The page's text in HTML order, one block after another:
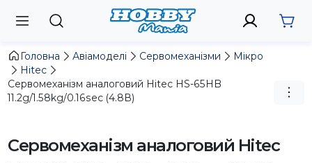
Головна Авіамоделі Сервомеханізми
Мікро
Hitec
Сервомеханізм аналоговий Hitec HS-65HB
11.2g/1.58kg/0.16sec (4.8В)
Сервомеханізм аналоговий Hitec